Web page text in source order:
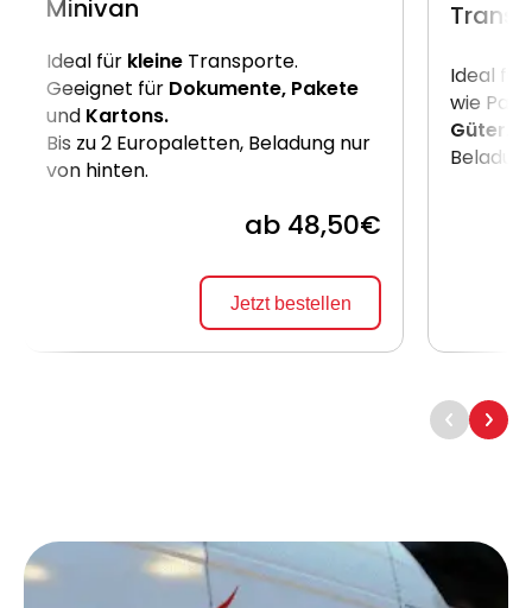
Minivan
Ideal für kleine Transporte.
Geeignet für Dokumente, Pakete
und Kartons.
Bis zu 2 Europaletten, Beladung nur
von hinten.
ab 48,50€
Jetzt bestellen
Ideal für
wie
Güter